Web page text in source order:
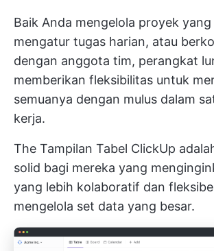
Baik Anda mengelola proyek
mengatur tugas harian, atau
dengan anggota tim, perangkat
memberikan fleksibilitas untuk
semuanya dengan mulus dalam
kerja.
The Tampilan Tabel ClickUp
solid bagi mereka yang
yang lebih kolaboratif dan
mengelola set data yang besar.